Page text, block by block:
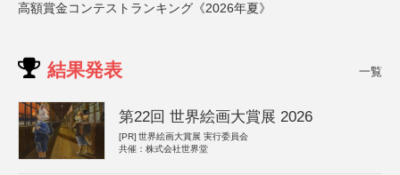
高額賞金コンテストランキング《2026年夏》
結果発表 一覧
第22回 世界絵画大賞展 2026
[PR] 世界絵画大賞展 実行委員会
共催：株式会社世界堂